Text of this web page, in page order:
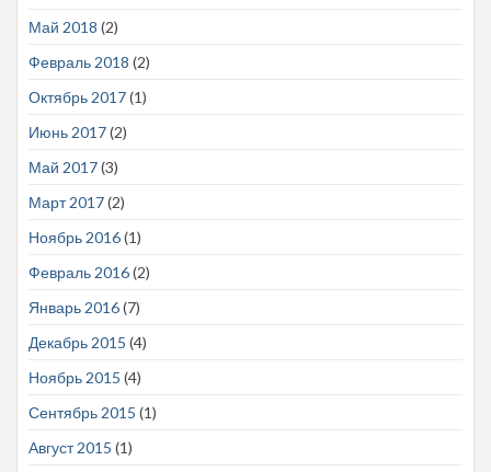
Май 2018 (2)
Февраль 2018 (2)
Октябрь 2017(1)
Июнь 2017(2)
Май 2017(3)
Март 2017(2)
Ноябрь 2016(1)
Февраль 2016(2)
Январь 2016(7)
Декабрь 2015 (4)
Ноябрь 2015 (4)
Сентябрь 2015 (1)
Август 2015 (1)